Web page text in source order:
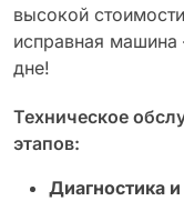
высокой
исправная
дне!
Техническое
этапов:
Диагностика